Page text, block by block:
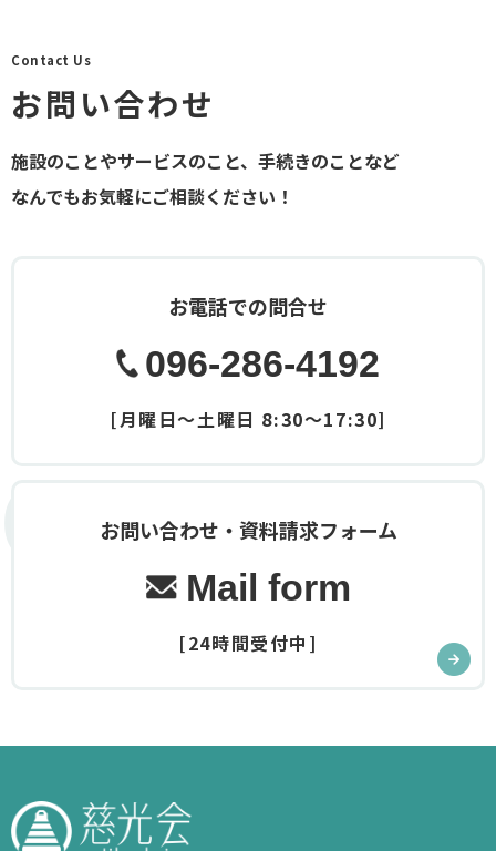
Contact
Contact Us
お問い合わせ
施設のことやサービスのこと、手続きのことなど
なんでもお気軽にご相談ください！
お電話での問合せ
096-286-4192
[月曜日～土曜日 8:30～17:30]
お問い合わせ・資料請求フォーム
Mail form
[24時間受付中]